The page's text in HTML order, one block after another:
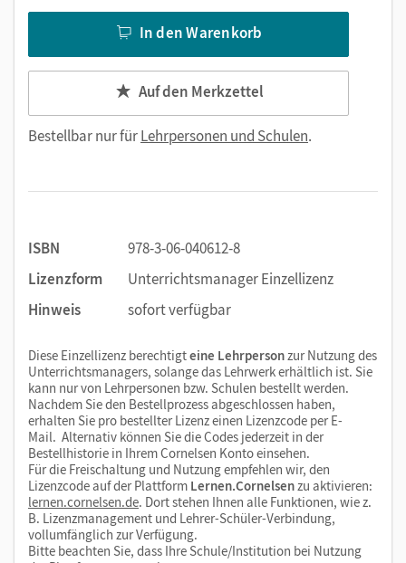
In den Warenkorb
Auf den Merkzettel
Bestellbar nur fürLehrpersonen und Schulen.
ISBN
978-3-06-040612-8
Lizenzform
Unterrichtsmanager Einzellizenz
Hinweis
sofort verfügbar
Diese Einzellizenz berechtigteine Lehrpersonzur Nutzung des
Unterrichtsmanagers, solange das Lehrwerk erhältlich ist. Sie
kann nur von Lehrpersonen bzw. Schulen bestellt werden.
Nachdem Sie den Bestellprozess abgeschlossen haben,
erhalten Sie pro bestellter Lizenz einen Lizenzcode per E-
Mail. Alternativ können Sie die Codes jederzeit in der
Bestellhistorie in Ihrem Cornelsen Konto einsehen.
Für die Freischaltung und Nutzung empfehlen wir, den
Lizenzcode auf der Plattform Lernen.Cornelsenzu aktivieren:
lernen.cornelsen.de. Dort stehen Ihnen alle Funktionen, wie z.
B. Lizenzmanagement und Lehrer-Schüler-Verbindung,
vollumfänglich zur Verfügung.
Bitte beachten Sie, dass Ihre Schule/Institution bei Nutzung